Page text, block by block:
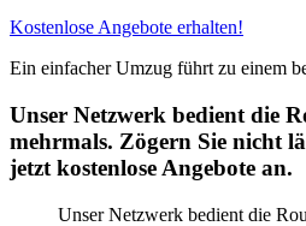
Kostenlose Angebote erhalten!
Ein einfacher Umzug führt zu einem
Unser Netzwerk bedient die
mehrmals. Zögern Sie nicht
jetzt kostenlose Angebote an.
Unser Netzwerk bedient die